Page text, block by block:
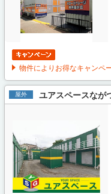
物件によりお得なキャンペ
屋外 ユアスペースなが